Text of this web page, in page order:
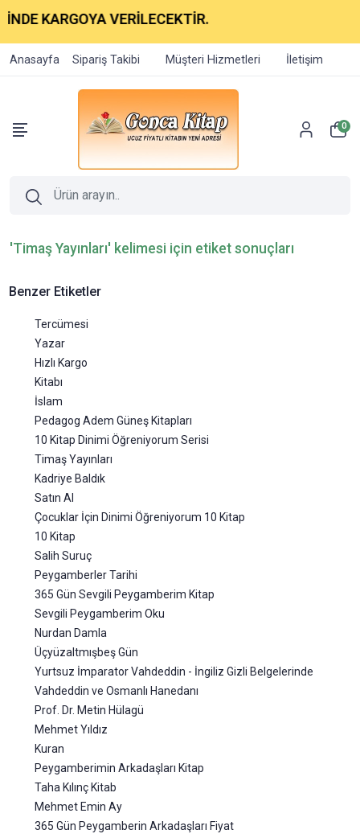
KARGOYA VERİLECEKTİR.
Anasayfa Sipariş Takibi Müşteri Hizmetleri İletişim
0
'Timaş Yayınları' kelimesi için etiket sonuçları
Benzer Etiketler
Tercümesi
Yazar
Hızlı Kargo
Kitabı
İslam
Pedagog Adem Güneş Kitapları
10 Kitap Dinimi Öğreniyorum Serisi
Timaş Yayınları
Kadriye Baldık
Satın Al
Çocuklar İçin Dinimi Öğreniyorum 10 Kitap
10 Kitap
Salih Suruç
Peygamberler Tarihi
365 Gün Sevgili Peygamberim Kitap
Sevgili Peygamberim Oku
Nurdan Damla
Üçyüzaltmışbeş Gün
Yurtsuz İmparator Vahdeddin - İngiliz Gizli Belgelerinde
Vahdeddin ve Osmanlı Hanedanı
Prof. Dr. Metin Hülagü
Mehmet Yıldız
Kuran
Peygamberimin Arkadaşları Kitap
Taha Kılınç Kitab
Mehmet Emin Ay
365 Gün Peygamberin Arkadaşları Fiyat